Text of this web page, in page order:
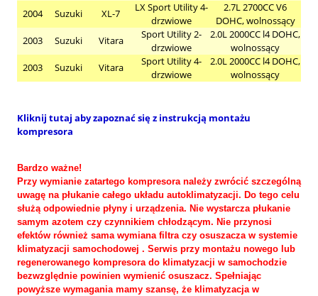
2004 Suzuki XL-7
LX Sport Utility 4-
drzwiowe
2.7L 2700CC V6
DOHC, wolnossący
2003
Suzuki Vitara
Sport Utility 2-
drzwiowe
2.0L 2000CC l4 DOHC,
wolnossący
2003
Suzuki Vitara
Sport Utility 4-
drzwiowe
2.0L 2000CC l4 DOHC,
wolnossący
Kliknij tutaj aby zapoznać się z instrukcją montażu
kompresora
Bardzo ważne!
Przy wymianie zatartego kompresora należy zwrócić szczególną
uwagę na płukanie całego układu autoklimatyzacji. Do tego celu
służą odpowiednie płyny i urządzenia. Nie wystarcza płukanie
samym azotem czy czynnikiem chłodzącym. Nie przynosi
efektów również sama wymiana filtra czy osuszacza w systemie
klimatyzacji samochodowej . Serwis przy montażu nowego lub
regenerowanego kompresora do klimatyzacji w samochodzie
bezwzględnie powinien wymienić osuszacz. Spełniając
powyższe wymagania mamy szansę, że klimatyzacja w